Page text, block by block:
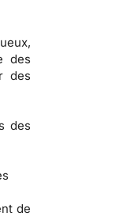
des
des
des
de